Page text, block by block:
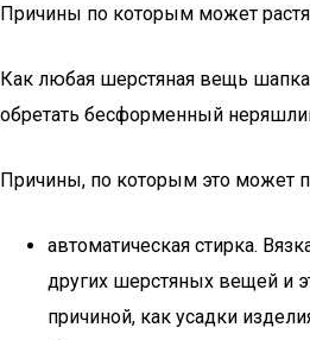
Причины по которым может
Как любая шерстяная вещь шапка
обретать бесформенный
Причины, по которым это может
автоматическая стирка.
других шерстяных вещей и
причиной, как усадки